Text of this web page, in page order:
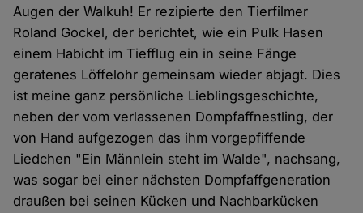
Augen der Walkuh! Er rezipierte den Tierfilmer
Roland Gockel, der berichtet, wie ein Pulk Hasen
einem Habicht im Tiefflug ein in seine Fänge
geratenes Löffelohr gemeinsam wieder abjagt. Dies
ist meine ganz persönliche Lieblingsgeschichte,
neben der vom verlassenen Dompfaffnestling, der
von Hand aufgezogen das ihm vorgepfiffende
Liedchen "Ein Männlein steht im Walde", nachsang,
was sogar bei einer nächsten Dompfaffgeneration
draußen bei seinen Kücken und Nachbarkücken